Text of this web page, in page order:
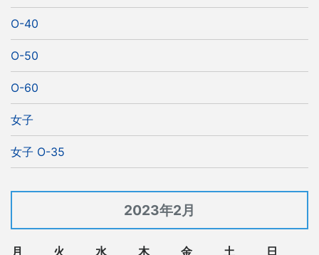
O-40
O-50
O-60
女子
女子 O-35
2023年2月
月 火 水 木 金 土
日